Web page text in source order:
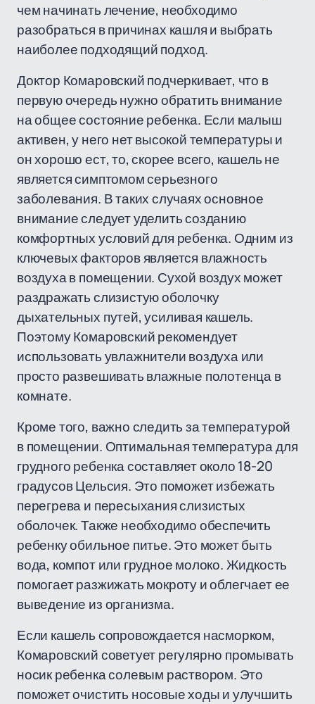
чем начинать лечение, необходимо
разобраться в причинах кашля и выбрать
наиболее подходящий подход.
Доктор Комаровский подчеркивает, что в
первую очередь нужно обратить внимание
на общее состояние ребенка. Если малыш
активен, у него нет высокой температуры и
он хорошо ест, то, скорее всего, кашель не
является симптомом серьезного
заболевания. В таких случаях основное
внимание следует уделить созданию
комфортных условий для ребенка. Одним из
ключевых факторов является влажность
воздуха в помещении. Сухой воздух может
раздражать слизистую оболочку
дыхательных путей, усиливая кашель.
Поэтому Комаровский рекомендует
использовать увлажнители воздуха или
просто развешивать влажные полотенца в
комнате.
Кроме того, важно следить за температурой
в помещении. Оптимальная температура для
грудного ребенка составляет около 18-20
градусов Цельсия. Это поможет избежать
перегрева и пересыхания слизистых
оболочек. Также необходимо обеспечить
ребенку обильное питье. Это может быть
вода, компот или грудное молоко. Жидкость
помогает разжижать мокроту и облегчает ее
выведение из организма.
Если кашель сопровождается насморком,
Комаровский советует регулярно промывать
носик ребенка солевым раствором. Это
поможет очистить носовые ходы и улучшить